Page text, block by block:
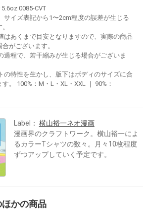
0085-CVT
サイズ表記から1〜2cm程度の誤差が生じる
はあくまで目安となりますので、実際の商品
がございます。
過程で、若干縮みが生じる場合がございま
の特性を生かし、版下はボディのサイズに合
。 100%：M・L・XL・XXL ｜ 90%：
Label： 横山裕一ネオ漫画
漫画界のクラフトワーク。横山裕一によ
るカラーTシャツの数々。月々10枚程度
ずつアップしていく予定です。
かの商品